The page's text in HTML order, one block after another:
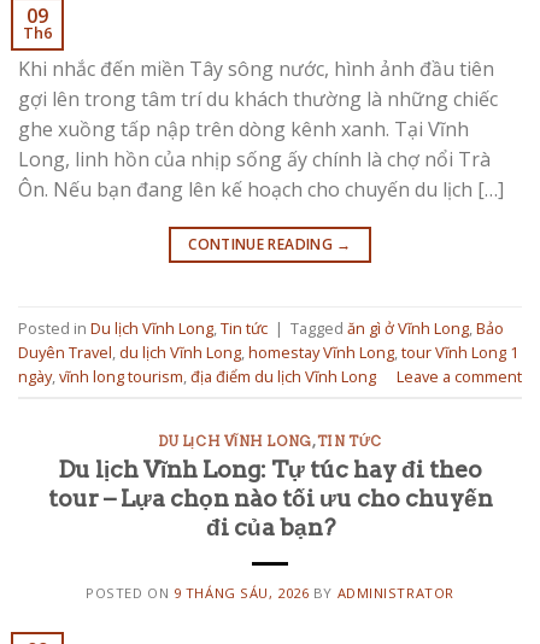
09
Th6
Khi nhắc đến miền Tây sông nước, hình ảnh đầu tiên
gợi lên trong tâm trí du khách thường là những chiếc
ghe xuồng tấp nập trên dòng kênh xanh. Tại Vĩnh
Long, linh hồn của nhịp sống ấy chính là chợ nổi Trà
Ôn. Nếu bạn đang lên kế hoạch cho chuyến du lịch […]
CONTINUE READING →
Posted in Du lịch Vĩnh Long,Tin tức | Tagged ăn gì ở Vĩnh Long,Bảo
Duyên Travel, du lịch Vĩnh Long,homestay Vĩnh Long,tour Vĩnh Long 1
ngày,vĩnh long tourism,địa điểm du lịch Vĩnh Long Leave a comment
DU LỊCH VĨNH LONG,TIN TỨC
Du lịch Vĩnh Long: Tự túc hay đi theo
tour – Lựa chọn nào tối ưu cho chuyến
đi của bạn?
POSTED ON 9 THÁNG SÁU, 2026 BY ADMINISTRATOR